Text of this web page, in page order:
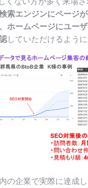
索エンジンにページ
ホームページにユー
していただけるように
の企業で実際に達成